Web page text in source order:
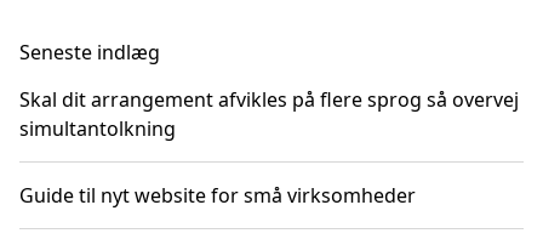
Seneste indlæg
Skal dit arrangement afvikles på flere sprog så overvej
simultantolkning
Guide til nyt website for små virksomheder